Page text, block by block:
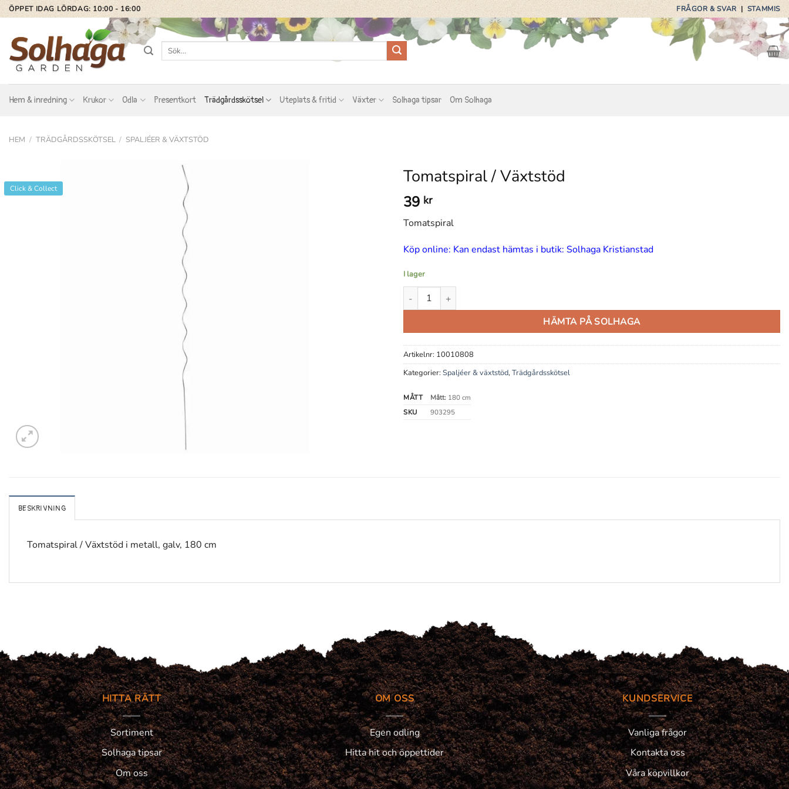
Skip
to
content
ÖPPET IDAG LÖRDAG: 10:00 - 16:00 FRÅGOR & SVAR|STAMMIS
Sök
Hem & inredning Krukor Odla Presentkort Trädgårdsskötsel Uteplats & fritid Växter Solhaga tipsar Om Solhaga
HEM / TRÄDGÅRDSSKÖTSEL / SPALJÉER & VÄXTSTÖD
Click & Collect
Tomatspiral / Växtstöd
39 kr
Tomatspiral
Köp online: Kan endast hämtas i butik: Solhaga Kristianstad
I lager
Tomatspiral / Växtstöd mängd
HÄMTA PÅ SOLHAGA
Artikelnr: 10010808
Kategorier: Spaljéer & växtstöd,Trädgårdsskötsel
MÅTT Mått:180 cm
SKU
903295
BESKRIVNING
Tomatspiral / Växtstöd i metall, galv, 180 cm
HITTA RÄTT
Sortiment
Solhaga tipsar
Om oss
OM OSS
Egen odling
Hitta hit och öppettider
KUNDSERVICE
Vanliga frågor
Kontakta oss
Våra köpvillkor